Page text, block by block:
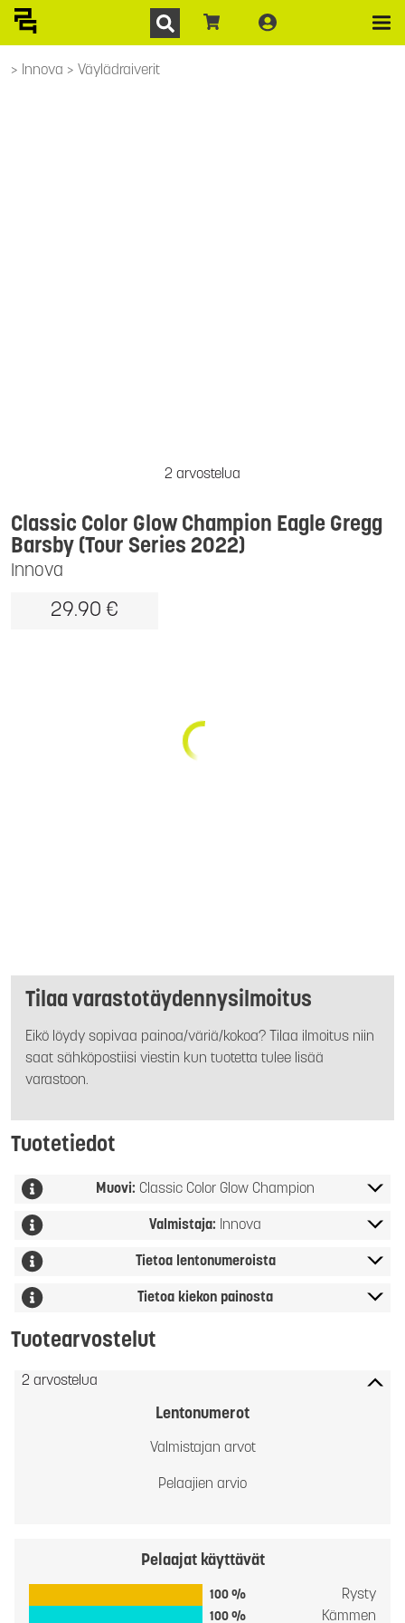
Innova Väylädraiverit
2 arvostelua
Innova
Classic Color Glow Champion Eagle Gregg
Barsby (Tour Series 2022)
29.90 €
Tilaa varastotäydennysilmoitus
Eikö löydy sopivaa painoa/väriä/kokoa? Tilaa ilmoitus niin
saat sähköpostiisi viestin kun tuotetta tulee lisää
varastoon.
Tuotetiedot
Muovi: Classic Color Glow Champion
Valmistaja: Innova
Tietoa lentonumeroista
Tietoa kiekon painosta
Tuotearvostelut
2 arvostelua
Lentonumerot
Valmistajan arvot
Pelaajien arvio
Pelaajat käyttävät
100 % Rysty
100 % Kämmen